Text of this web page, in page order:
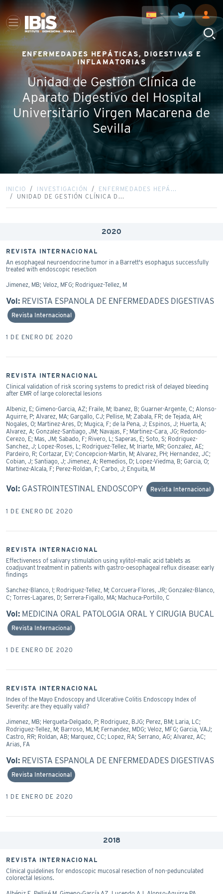
ENFERMEDADES HEPÁTICAS, DIGESTIVAS E
INFLAMATORIAS
Unidad de Gestión Clínica de
Aparato Digestivo del Hospital
Universitario Virgen Macarena de
Sevilla
INICIO INVESTIGACIÓN
ENFERMEDADES HEPÁ...
UNIDAD DE GESTIÓN CLÍNICA D...
2020
REVISTA INTERNACIONAL
An esophageal neuroendocrine tumor in a Barrett's esophagus successfully
treated with endoscopic resection
Jimenez, MB; Veloz, MFG; Rodriguez-Tellez, M
Vol: REVISTA ESPANOLA DE ENFERMEDADES DIGESTIVAS
Revista Internacional
1 DE ENERO DE 2020
REVISTA INTERNACIONAL
Clinical validation of risk scoring systems to predict risk of delayed bleeding
after EMR of large colorectal lesions
Albeniz, E; Gimeno-Garcia, AZ; Fraile, M; Ibanez, B; Guarner-Argente, C; Alonso-
Aguirre, P; Alvarez, MA; Gargallo, CJ; Pellise, M; Zabala, FR; de Tejada, AH;
Nogales, O; Martinez-Ares, D; Mugica, F; de la Pena, J; Espinos, J; Huerta, A;
Alvarez, A; Gonzalez-Santiago, JM; Navajas, F; Martinez-Cara, JG; Redondo-
Cerezo, E; Mas, JM; Sabado, F; Rivero, L; Saperas, E; Soto, S; Rodriguez-
Sanchez, J; Lopez-Roses, L; Rodriguez-Tellez, M; Iriarte, MR; Gonzalez, AE;
Pardeiro, R; Cortazar, EV; Concepcion-Martin, M; Alvarez, PH; Hernandez, JC;
Cobian, J; Santiago, J; Jimenez, A; Remedios, D; Lopez-Viedma, B; Garcia, O;
Martinez-Alcala, F; Perez-Roldan, F; Carbo, J; Enguita, M
Vol: GASTROINTESTINAL ENDOSCOPY Revista Internacional
1 DE ENERO DE 2020
REVISTA INTERNACIONAL
Effectiveness of salivary stimulation using xylitol-malic acid tablets as
coadjuvant treatment in patients with gastro-oesophageal reflux disease: early
findings
Sanchez-Blanco, I; Rodriguez-Tellez, M; Corcuera-Flores, JR; Gonzalez-Blanco,
C; Torres-Lagares, D; Serrera-Figallo, MA; Machuca-Portillo, C
Vol: MEDICINA ORAL PATOLOGIA ORAL Y CIRUGIA BUCAL
Revista Internacional
1 DE ENERO DE 2020
REVISTA INTERNACIONAL
Index of the Mayo Endoscopy and Ulcerative Colitis Endoscopy Index of
Severity: are they equally valid?
Jimenez, MB; Hergueta-Delgado, P; Rodriguez, BJG; Perez, BM; Laria, LC;
Rodriguez-Tellez, M; Barroso, MLM; Fernandez, MDG; Veloz, MFG; Garcia, VAJ;
Castro, RR; Roldan, AB; Marquez, CC; Lopez, RA; Serrano, AG; Alvarez, AC;
Arias, FA
Vol: REVISTA ESPANOLA DE ENFERMEDADES DIGESTIVAS
Revista Internacional
1 DE ENERO DE 2020
2018
REVISTA INTERNACIONAL
Clinical guidelines for endoscopic mucosal resection of non-pedunculated
colorectal lesions.